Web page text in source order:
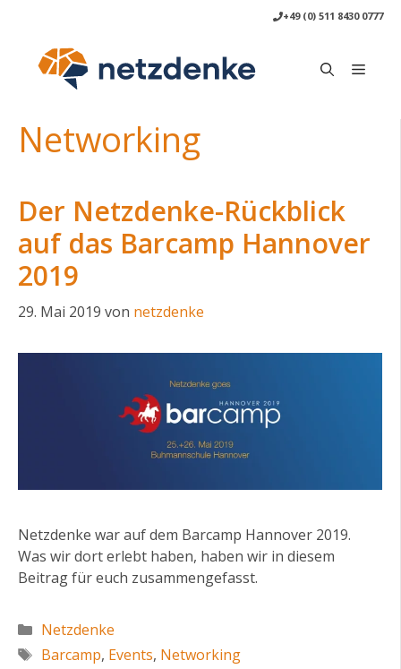
springen
+49 (0) 511 8430 0777
Menü
Networking
Der Netzdenke-Rückblick
auf das Barcamp Hannover
2019
29. Mai 2019 von netzdenke
Netzdenke war auf dem Barcamp Hannover 2019.
Was wir dort erlebt haben, haben wir in diesem
Beitrag für euch zusammengefasst.
Kategorien
Netzdenke
Schlagwörter
Barcamp, Events, Networking